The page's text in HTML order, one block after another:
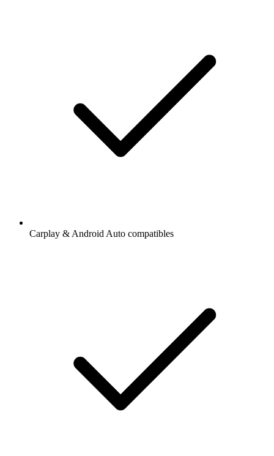
Carplay & Android Auto compatibles